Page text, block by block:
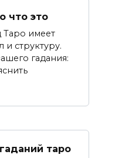
что это
Таро имеет
и структуру.
гадания:
таро